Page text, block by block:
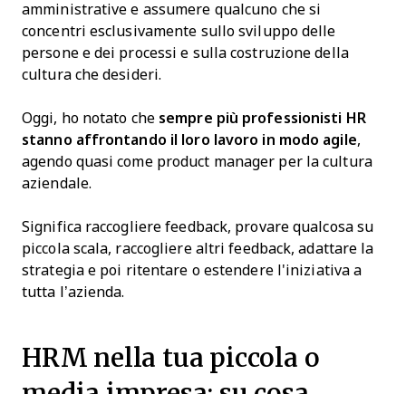
amministrative e assumere qualcuno che si
concentri esclusivamente sullo sviluppo delle
persone e dei processi e sulla costruzione della
cultura che desideri.
Oggi, ho notato che sempre più professionisti HR
stanno affrontando il loro lavoro in modo agile,
agendo quasi come product manager per la cultura
aziendale.
Significa raccogliere feedback, provare qualcosa su
piccola scala, raccogliere altri feedback, adattare la
strategia e poi ritentare o estendere l'iniziativa a
tutta l’azienda.
HRM nella tua piccola o